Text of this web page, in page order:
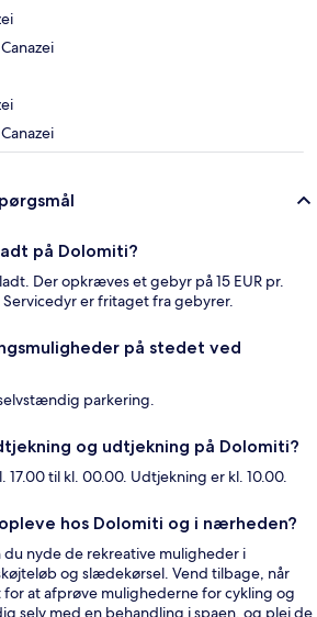
på Dolomiti?
Der opkræves et gebyr på 15 EUR pr.
er fritaget fra gebyrer.
på stedet ved
parkering.
og udtjekning på Dolomiti?
17.00 til kl. 00.00. Udtjekning er kl. 10.00.
hos Dolomiti og i nærheden?
du nyde de rekreative muligheder i
og slædekørsel. Vend tilbage, når
for at afprøve mulighederne for cykling og
selv med en behandling i spaen, og plej de